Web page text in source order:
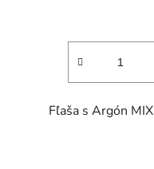
Fľaša s Argón